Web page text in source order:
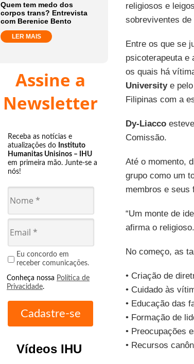
Quem tem medo dos
corpos trans? Entrevista
com Berenice Bento
LER MAIS
Assine a
Newsletter
Receba as notícias e
atualizações do Instituto
Humanitas Unisinos – IHU
em primeira mão. Junte-se a
nós!
Eu concordo em
receber comunicações.
Conheça nossa Política de
Privacidade.
Vídeos IHU
religiosos e
sobreviventes
Entre os que se
psicoterapeuta e
os quais há
Universitye pelo
Filipinas com a
Dy-Liaccoesteve
Comissão.
Até o momento,
grupo como um
membros e seus
“Um monte de
afirma o religioso.
No começo, as
• Criação de
• Cuidado às
• Educação das
• Formação de
• Preocupações
• Recursos